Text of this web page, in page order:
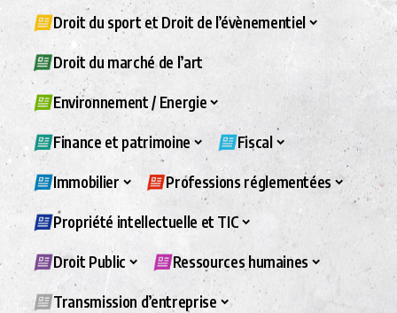
Droit du sport et Droit de l’évènementiel
Droit du marché de l’art
Environnement / Energie
Finance et patrimoine Fiscal
Immobilier Professions réglementées
Propriété intellectuelle et TIC
Droit Public Ressources humaines
Transmission d’entreprise